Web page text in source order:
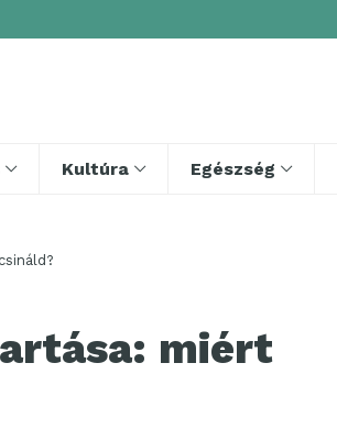
Kultúra Egészség
miért